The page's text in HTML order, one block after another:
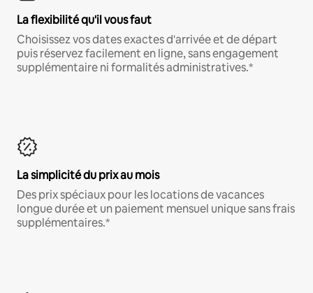
La flexibilité qu'il vous faut
Choisissez vos dates exactes d'arrivée et de départ
puis réservez facilement en ligne, sans engagement
supplémentaire ni formalités administratives.*
La simplicité du prix au mois
Des prix spéciaux pour les locations de vacances
longue durée et un paiement mensuel unique sans frais
supplémentaires.*